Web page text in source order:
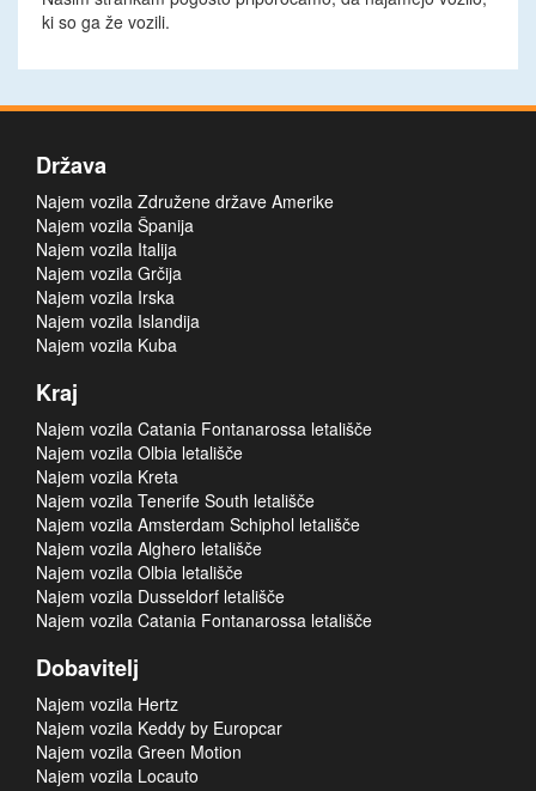
ki so ga že vozili.
Država
Najem vozila Združene države Amerike
Najem vozila Španija
Najem vozila Italija
Najem vozila Grčija
Najem vozila Irska
Najem vozila Islandija
Najem vozila Kuba
Kraj
Najem vozila Catania Fontanarossa letališče
Najem vozila Olbia letališče
Najem vozila Kreta
Najem vozila Tenerife South letališče
Najem vozila Amsterdam Schiphol letališče
Najem vozila Alghero letališče
Najem vozila Olbia letališče
Najem vozila Dusseldorf letališče
Najem vozila Catania Fontanarossa letališče
Dobavitelj
Najem vozila Hertz
Najem vozila Keddy by Europcar
Najem vozila Green Motion
Najem vozila Locauto